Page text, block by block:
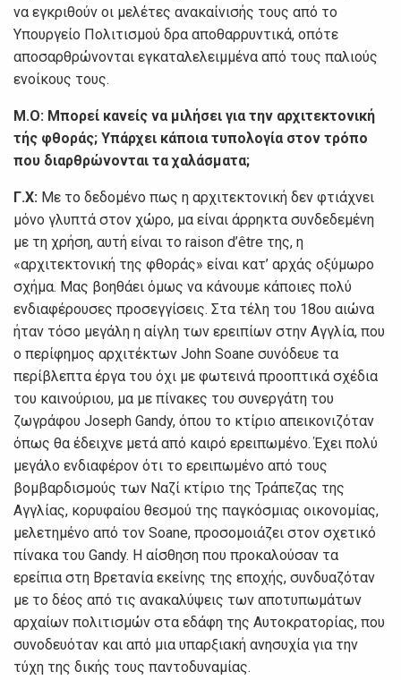
να εγκριθούν οι μελέτες ανακαίνισής τους από το
Υπουργείο Πολιτισμού δρα αποθαρρυντικά, οπότε
αποσαρθρώνονται εγκαταλελειμμένα από τους παλιούς
ενοίκους τους.
Μ.Ο: Μπορεί κανείς να μιλήσει για την αρχιτεκτονική
τής φθοράς; Υπάρχει κάποια τυπολογία στον τρόπο
που διαρθρώνονται τα χαλάσματα;
Γ.Χ: Με το δεδομένο πως η αρχιτεκτονική δεν φτιάχνει
μόνο γλυπτά στον χώρο, μα είναι άρρηκτα συνδεδεμένη
με τη χρήση, αυτή είναι το raison d’être της, η
«αρχιτεκτονική της φθοράς» είναι κατ’ αρχάς οξύμωρο
σχήμα. Μας βοηθάει όμως να κάνουμε κάποιες πολύ
ενδιαφέρουσες προσεγγίσεις. Στα τέλη του 18ου αιώνα
ήταν τόσο μεγάλη η αίγλη των ερειπίων στην Αγγλία, που
ο περίφημος αρχιτέκτων John Soane συνόδευε τα
περίβλεπτα έργα του όχι με φωτεινά προοπτικά σχέδια
του καινούριου, μα με πίνακες του συνεργάτη του
ζωγράφου Joseph Gandy, όπου το κτίριο απεικονιζόταν
όπως θα έδειχνε μετά από καιρό ερειπωμένο. Έχει πολύ
μεγάλο ενδιαφέρον ότι το ερειπωμένο από τους
βομβαρδισμούς των Ναζί κτίριο της Τράπεζας της
Αγγλίας, κορυφαίου θεσμού της παγκόσμιας οικονομίας,
μελετημένο από τον Soane, προσομοιάζει στον σχετικό
πίνακα του Gandy. Η αίσθηση που προκαλούσαν τα
ερείπια στη Βρετανία εκείνης της εποχής, συνδυαζόταν
με το δέος από τις ανακαλύψεις των αποτυπωμάτων
αρχαίων πολιτισμών στα εδάφη της Αυτοκρατορίας, που
συνοδευόταν και από μια υπαρξιακή ανησυχία για την
τύχη της δικής τους παντοδυναμίας.